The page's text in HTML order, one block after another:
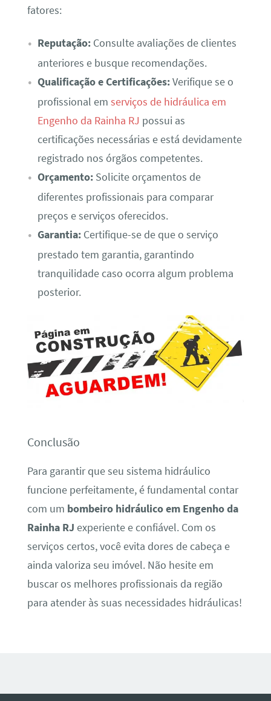
fatores:
Reputação:Consulte avaliações de clientes
anteriores e busque recomendações.
Qualificação e Certificações:Verifique se o
profissional em serviços de hidráulica em
Engenho da Rainha RJ possui as
certificações necessárias e está devidamente
registrado nos órgãos competentes.
Orçamento:Solicite orçamentos de
diferentes profissionais para comparar
preços e serviços oferecidos.
Garantia:Certifique-se de que o serviço
prestado tem garantia, garantindo
tranquilidade caso ocorra algum problema
posterior.
Conclusão
Para garantir que seu sistema hidráulico
funcione perfeitamente, é fundamental contar
com um bombeiro hidráulico em Engenho da
Rainha RJ experiente e confiável. Com os
serviços certos, você evita dores de cabeça e
ainda valoriza seu imóvel. Não hesite em
buscar os melhores profissionais da região
para atender às suas necessidades hidráulicas!